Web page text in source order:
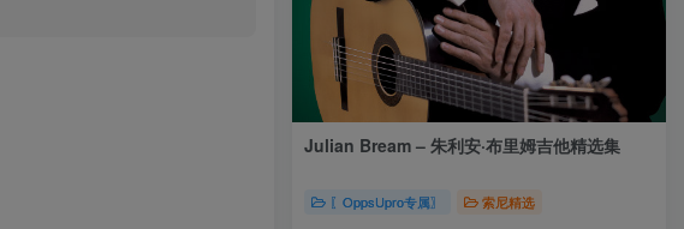
Julian Bream – 朱利安·布里姆吉他精选集
〖OppsUpro专属〗 索尼精选